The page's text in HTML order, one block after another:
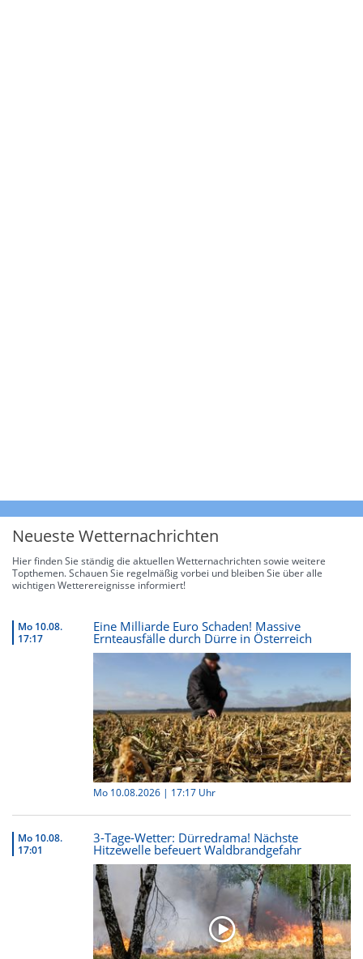
Neueste Wetternachrichten
Hier finden Sie ständig die aktuellen Wetternachrichten sowie weitere
Topthemen. Schauen Sie regelmäßig vorbei und bleiben Sie über alle
wichtigen Wetterereignisse informiert!
Mo 10.08.
17:17
Eine Milliarde Euro Schaden! Massive
Ernteausfälle durch Dürre in Österreich
Mo 10.08.2026 | 17:17 Uhr
Mo 10.08.
17:01
3-Tage-Wetter: Dürredrama! Nächste
Hitzewelle befeuert Waldbrandgefahr